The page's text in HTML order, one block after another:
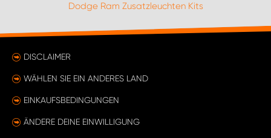
Dodge Ram Zusatzleuchten Kits
DISCLAIMER
WÄHLEN SIE EIN ANDERES LAND
EINKAUFSBEDINGUNGEN
ÄNDERE DEINE EINWILLIGUNG